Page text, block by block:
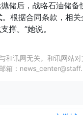
储后，战略石油储
根据合同条款，相
撑。”她说。
和讯网无关。和讯网
箱：